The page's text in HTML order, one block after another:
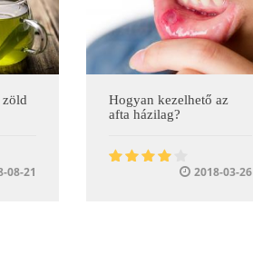
08-21
Hogyan kezelhető az
afta házilag?
2018-03-26